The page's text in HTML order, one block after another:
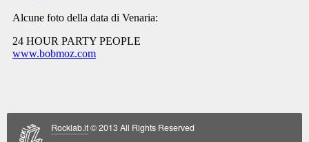
Rocklab.it© 2013 All Rights Reserved